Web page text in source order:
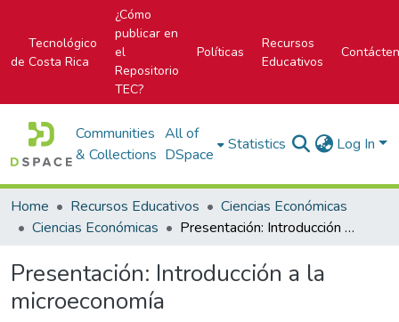
Tecnológico
de Costa Rica
¿Cómo
publicar en
el
Repositorio
TEC?
Políticas
Recursos
Educativos
Communities
& Collections
All of
DSpace
Statistics Log In
Home Recursos Educativos
Ciencias Económicas
Ciencias Económicas
Presentación: Introducción a la microeconomía
Presentación: Introducción a la
microeconomía